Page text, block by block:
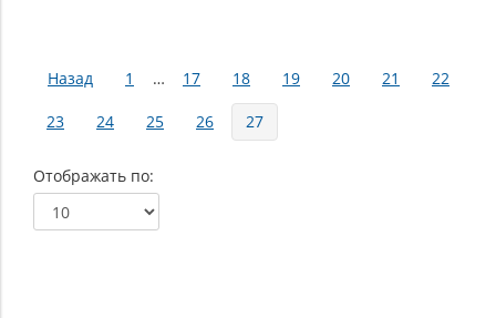
Страницы
Назад 1 … 17 18 19 20 21 22
23 24 25 26 27
Отображать по